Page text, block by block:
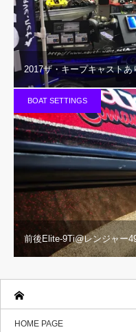
2017ザ・キープキャスト
BOAT SETTINGS
前後Elite-9Ti@レンジャー
HOME PAGE